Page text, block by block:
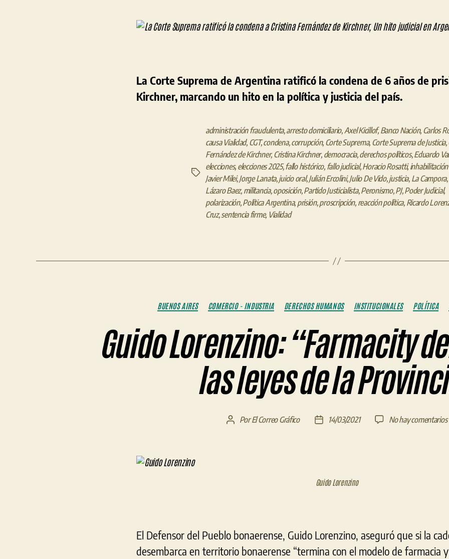
entrada
entrada
La Corte Suprema de Argentina ratificó la condena de 6 años de
Kirchner, marcando un hito en la política y justicia del país.
Etiquetas
administración fraudulenta,arresto domiciliario,Axel Kicillof,Banco Nación, Carlos
causa Vialidad, CGT,condena,corrupción, Corte Suprema, Corte Suprema de Justicia,
Fernández de Kirchner,Cristina Kirchner, democracia,derechos políticos,Eduardo
elecciones, elecciones 2025,fallo histórico, fallo judicial,Horacio Rosatti,
Javier Milei,Jorge Lanata,juicio oral,Julián Ercolini,Julio De Vido,justicia, La Campora,
Lázaro Baez, militancia,oposición,Partido Justicialista,Peronismo,PJ,Poder Judicial,
polarización,Política Argentina, prisión,proscripción, reacción política, Ricardo
Cruz,sentencia firme, Vialidad
Categorías
BUENOS AIRES COMERCIO - INDUSTRIA DERECHOS HUMANOS INSTITUCIONALES POLÍTICA
Guido Lorenzino: “Farmacity
las leyes de la
Autor
PorEl Correo Gráfico
Fecha14/03/2021 No hay comentariosen
Guido Lorenzino
El Defensor del Pueblo bonaerense, Guido Lorenzino, aseguró que si la
desembarca en territorio bonaerense “termina con el modelo de farmacia